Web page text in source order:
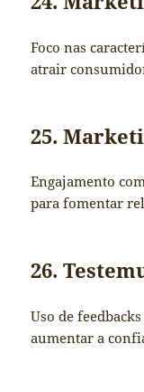
Foco nas
atrair
25.
Engajamento
para fomentar
26.
Uso de
aumentar a